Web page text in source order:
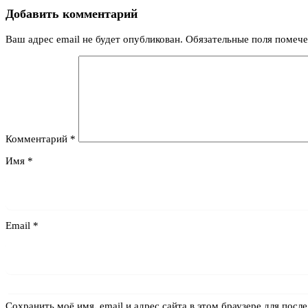
Добавить комментарий
Ваш адрес email не будет опубликован. Обязательные поля
Комментарий *
Имя *
Email *
Сохранить моё имя, email и адрес сайта в этом браузере для